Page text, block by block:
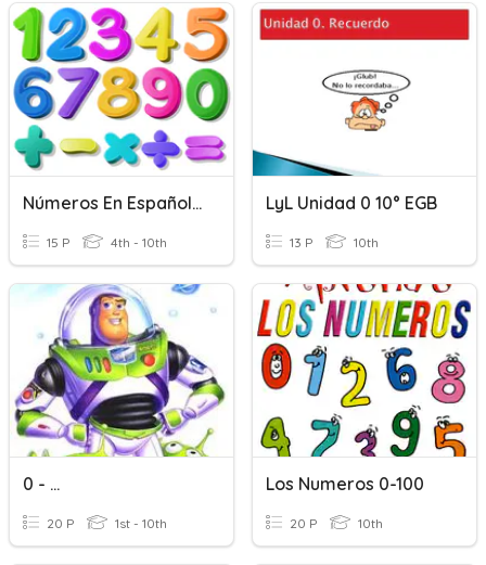
Números En Español 0 - 10
15 P 4th - 10th
LyL Unidad 0 10° EGB
13 P 10th
0 - ...
20 P 1st - 10th
Los Numeros 0-100
20 P 10th